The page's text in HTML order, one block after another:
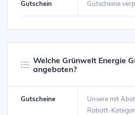
Gutschein
Gutscheine
Welche Grünwelt Energie
angeboten?
Gutscheine
Unsere mit
Rabatt-